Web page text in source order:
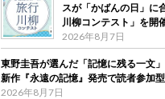
スが「かばんの日」に
川柳コンテスト」を開
2026年8月7日
東野圭吾が選んだ「記憶に残る一文
新作『永遠の記憶』発売で読者参加
2026年8月7日